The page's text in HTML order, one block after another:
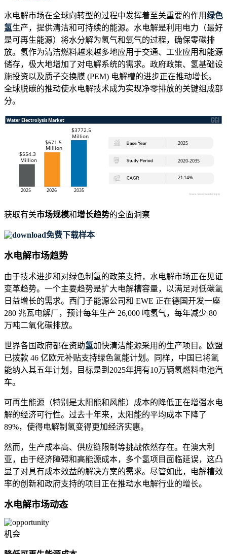
水电解市场在全球向转型的过程中发挥着至关重要的作用绿色
氢生产，提供清洁和可持续的能源。水电解是利用电力（最好
是可再生能源）将水分解为氢气和氧气的过程，确保零碳排
放。氢作为清洁燃料越来越多地应用于交通、工业应用和能源
储存，极大地增加了对电解系统的需求。政府政策、氢基础设
施投资以及质子交换膜 (PEM) 电解槽的进步正在推动增长。
全球脱碳的推动使水电解技术成为实现净零排放的关键组成部
分。
获取有关市场规模和增长趋势的全面洞察
免费下载样本
水电解市场趋势
由于技术进步和对绿色制氢的政策支持，水电解市场正在见证
变革趋势。一个主要趋势是扩大电解槽容量，以满足对低碳氢
日益增长的需求。西门子能源公司和 EWE 正在德国开发一座
280 兆瓦电解厂，预计每年生产 26,000 吨氢气，每年减少 80
万吨二氧化碳排放。
世界各国政府都在资助氢加快清洁能源采用的生产项目。欧盟
已拨款 46 亿欧元补贴支持绿色氢能计划。同样，中国已将氢
能纳入其五年计划，目标是到2025年拥有10万辆氢燃料电池汽
车。
可再生能源（特别是太阳能和风能）成本的降低正在增强水电
解的经济可行性。过去十年来，太阳能的平均成本下降了
89%，使得电解制氢变得更加经济实惠。
然而，生产成本高、供应链限制等挑战依然存在。在澳大利
亚，由于经济障碍和高能源成本，多个氢项目面临延误，这凸
显了对具有成本效益的解决方案的需求。尽管如此，电解槽效
率的创新和政府支持的项目正在推动水电解行业的增长。
水电解市场动态
机会